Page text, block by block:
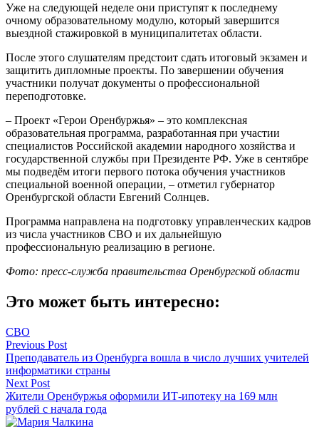
Уже на следующей неделе они приступят к последнему
очному образовательному модулю, который завершится
выездной стажировкой в муниципалитетах области.
После этого слушателям предстоит сдать итоговый экзамен и
защитить дипломные проекты. По завершении обучения
участники получат документы о профессиональной
переподготовке.
– Проект «Герои Оренбуржья» – это комплексная
образовательная программа, разработанная при участии
специалистов Российской академии народного хозяйства и
государственной службы при Президенте РФ. Уже в сентябре
мы подведём итоги первого потока обучения участников
специальной военной операции, – отметил губернатор
Оренбургской области Евгений Солнцев.
Программа направлена на подготовку управленческих кадров
из числа участников СВО и их дальнейшую
профессиональную реализацию в регионе.
Фото: пресс-служба правительства Оренбургской области
Это может быть интересно:
СВО
Навигация
по
записям
Previous Post
Преподаватель из Оренбурга вошла в число лучших учителей
информатики страны
Next Post
Жители Оренбуржья оформили ИТ-ипотеку на 169 млн
рублей с начала года